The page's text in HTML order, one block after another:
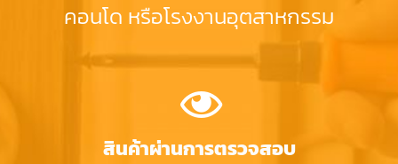
คอนโด หรือโรงงานอุตสาหกรรม
สินค้าผ่านการตรวจสอบ